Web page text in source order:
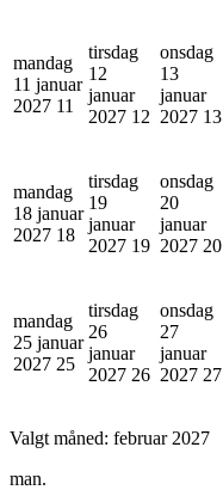
mandag
11 januar
2027 11
tirsdag
12
januar
2027 12
onsdag
13
januar
2027 13
mandag
18 januar
2027 18
tirsdag
19
januar
2027 19
onsdag
20
januar
2027 20
mandag
25 januar
2027 25
tirsdag
26
januar
2027 26
onsdag
27
januar
2027 27
Valgt måned: februar 2027
man.